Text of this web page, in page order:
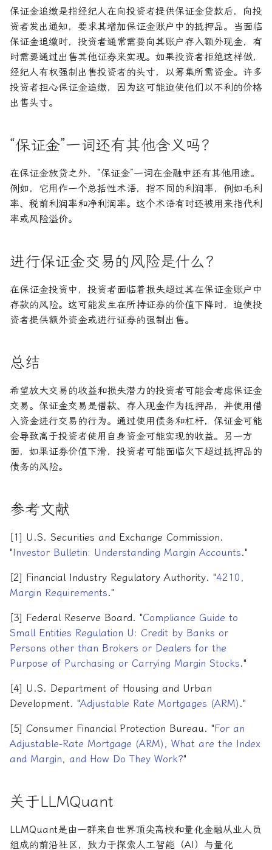
保证金追缴是指经纪人在向投资者提供保证金贷款后，向投
资者发出通知，要求其增加保证金账户中的抵押品。当面临
保证金追缴时，投资者通常需要向其账户存入额外现金，有
时需要通过出售其他证券来实现。如果投资者拒绝这样做，
经纪人有权强制出售投资者的头寸，以筹集所需资金。许多
投资者担心保证金追缴，因为这可能迫使他们以不利的价格
出售头寸。
“保证金”一词还有其他含义吗？
在保证金放贷之外，“保证金”一词在金融中还有其他用途。
例如，它用作一个总括性术语，指不同的利润率，例如毛利
率、税前利润率和净利润率。这个术语有时还被用来指代利
率或风险溢价。
进行保证金交易的风险是什么？
在保证金投资中，投资者面临着损失超过其在保证金账户中
存款的风险。这可能发生在所持证券的价值下降时，迫使投
资者提供额外资金或进行证券的强制出售。
总结
希望放大交易的收益和损失潜力的投资者可能会考虑保证金
交易。保证金交易是借款、存入现金作为抵押品，并使用借
入资金进行交易的行为。通过使用债务和杠杆，保证金可能
会导致高于投资者使用自身资金可能实现的收益。另一方
面，如果证券价值下滑，投资者可能面临欠下超过抵押品的
债务的风险。
参考文献
[1] U.S. Securities and Exchange Commission.
"Investor Bulletin: Understanding Margin Accounts."
[2] Financial Industry Regulatory Authority. "4210,
Margin Requirements."
[3] Federal Reserve Board. "Compliance Guide to
Small Entities Regulation U: Credit by Banks or
Persons other than Brokers or Dealers for the
Purpose of Purchasing or Carrying Margin Stocks."
[4] U.S. Department of Housing and Urban
Development. "Adjustable Rate Mortgages (ARM) ."
[5] Consumer Financial Protection Bureau. "For an
Adjustable-Rate Mortgage (ARM), What are the Index
and Margin, and How Do They Work?"
关于LLMQuant
LLMQuant是由一群来自世界顶尖高校和量化金融从业人员
组成的前沿社区，致力于探索人工智能（AI）与量化